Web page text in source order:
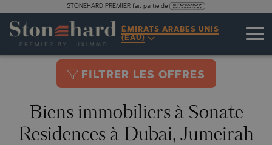
STONEHARD PREMIER fait partie de
ÉMIRATS ARABES UNIS
(EAU)
FILTRER LES OFFRES
Biens immobiliers à Sonate
Residences à Dubai, Jumeirah